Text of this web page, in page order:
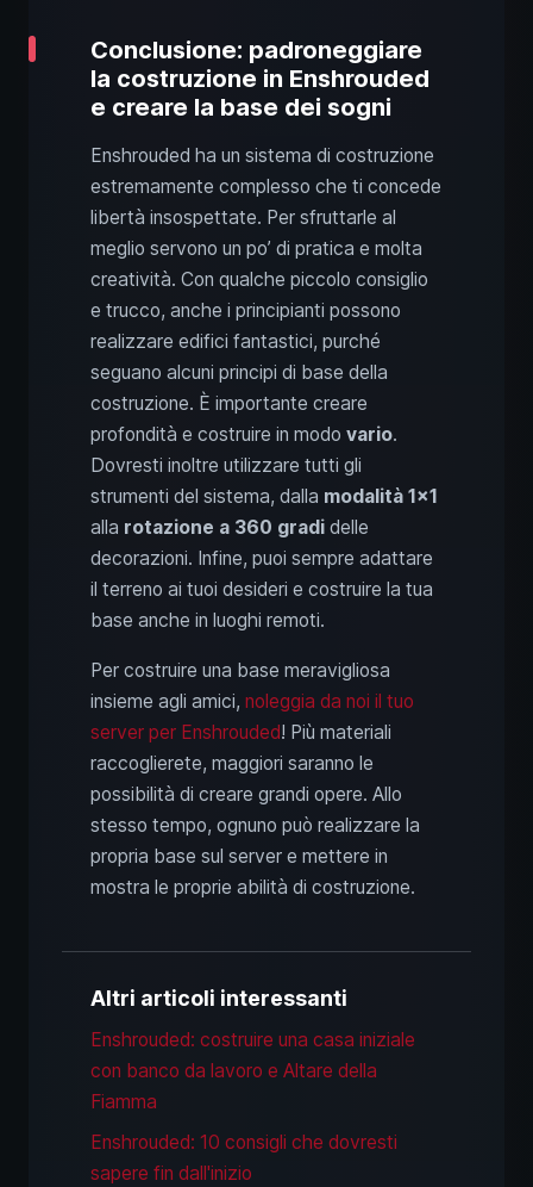
Conclusione: padroneggiare
la costruzione in Enshrouded
e creare la base dei sogni
Enshrouded ha un sistema di costruzione
estremamente complesso che ti concede
libertà insospettate. Per sfruttarle al
meglio servono un po’ di pratica e molta
creatività. Con qualche piccolo consiglio
e trucco, anche i principianti possono
realizzare edifici fantastici, purché
seguano alcuni principi di base della
costruzione. È importante creare
profondità e costruire in modo vario.
Dovresti inoltre utilizzare tutti gli
strumenti del sistema, dalla modalità 1x1
alla rotazione a 360 gradi delle
decorazioni. Infine, puoi sempre adattare
il terreno ai tuoi desideri e costruire la tua
base anche in luoghi remoti.
Per costruire una base meravigliosa
insieme agli amici, noleggia da noi il tuo
server per Enshrouded! Più materiali
raccoglierete, maggiori saranno le
possibilità di creare grandi opere. Allo
stesso tempo, ognuno può realizzare la
propria base sul server e mettere in
mostra le proprie abilità di costruzione.
Altri articoli interessanti
Enshrouded: costruire una casa iniziale
con banco da lavoro e Altare della
Fiamma
Enshrouded: 10 consigli che dovresti
sapere fin dall'inizio